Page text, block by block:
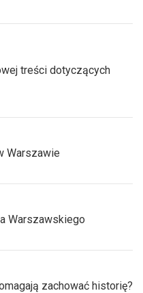
treści dotyczących
Warszawie
Warszawskiego
zachować historię?